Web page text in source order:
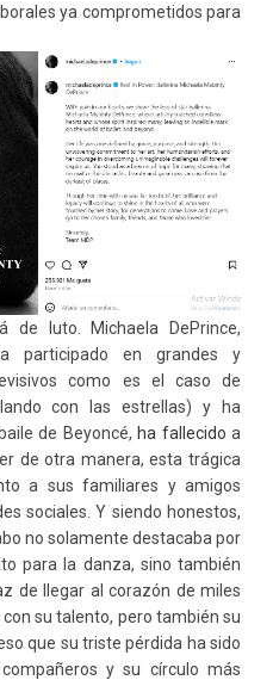
ya comprometidos para
luto. Michaela DePrince,
participado en grandes y
como es el caso de
con las estrellas) y ha
de Beyoncé, ha fallecido a
de otra manera, esta trágica
a sus familiares y amigos
sociales. Y siendo honestos,
no solamente destacaba por
para la danza, sino también
de llegar al corazón de miles
su talento, pero también su
que su triste pérdida ha sido
y su círculo más